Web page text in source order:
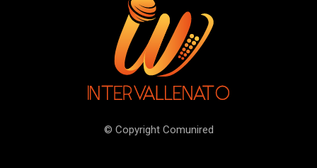
© Copyright Comunired